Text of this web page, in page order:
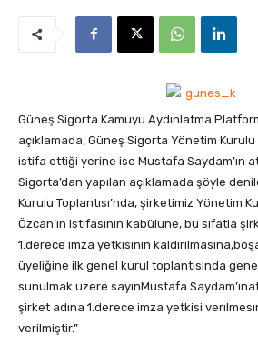
Güneş Sigorta Kamuyu Aydınlatma
açıklamada, Güneş Sigorta Yönetim Kurulu
istifa ettiği yerine ise Mustafa Saydam’ın
Sigorta’dan yapılan açıklamada şöyle
Kurulu Toplantısı’nda, şirketimiz Yönetim
Özcan’ın istifasının kabülune, bu sıfatla
1.derece imza yetkisinin
üyeliğine ilk genel kurul toplantısında
sunulmak uzere sayınMustafa
şirket adına 1.derece imza yetkisi
verilmiştir.”